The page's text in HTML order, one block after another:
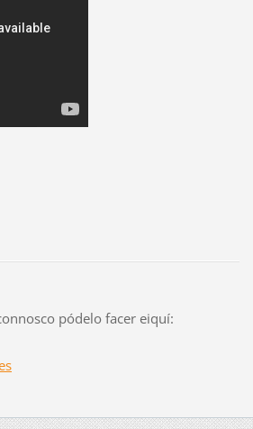
pódelo facer eiquí: